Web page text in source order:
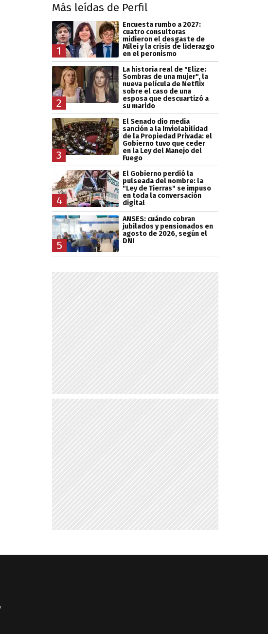
Más leídas de Perfil
1
Encuesta rumbo a 2027:
cuatro consultoras
midieron el desgaste de
Milei y la crisis de liderazgo
en el peronismo
2
La historia real de "Elize:
Sombras de una mujer", la
nueva película de Netflix
sobre el caso de una
esposa que descuartizó a
su marido
3
El Senado dio media
sanción a la Inviolabilidad
de la Propiedad Privada: el
Gobierno tuvo que ceder
en la Ley del Manejo del
Fuego
4
El Gobierno perdió la
pulseada del nombre: la
"Ley de Tierras" se impuso
en toda la conversación
digital
5
ANSES: cuándo cobran
jubilados y pensionados en
agosto de 2026, según el
DNI